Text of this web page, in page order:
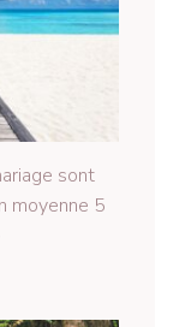
sont
moyenne 5